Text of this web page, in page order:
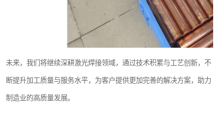
未来，我们将继续深耕激光焊接领域，通过技术积累与工艺创新，不
断提升加工质量与服务水平，为客户提供更加完善的解决方案，助力
制造业的高质量发展。